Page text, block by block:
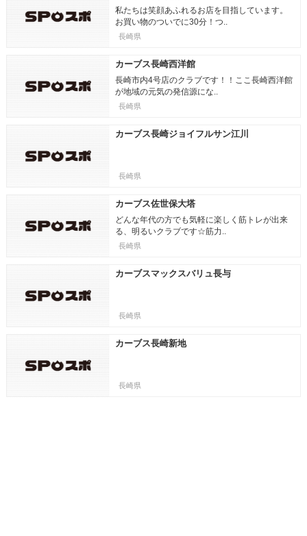
私たちは笑顔あふれるお店を目指しています。
お買い物のついでに30分！つ..
長崎県
カーブス長崎西洋館
長崎市内4号店のクラブです！！ここ長崎西洋館
が地域の元気の発信源にな..
長崎県
カーブス長崎ジョイフルサン江川
長崎県
カーブス佐世保大塔
どんな年代の方でも気軽に楽しく筋トレが出来
る、明るいクラブです☆筋力..
長崎県
カーブスマックスバリュ長与
長崎県
カーブス長崎新地
長崎県